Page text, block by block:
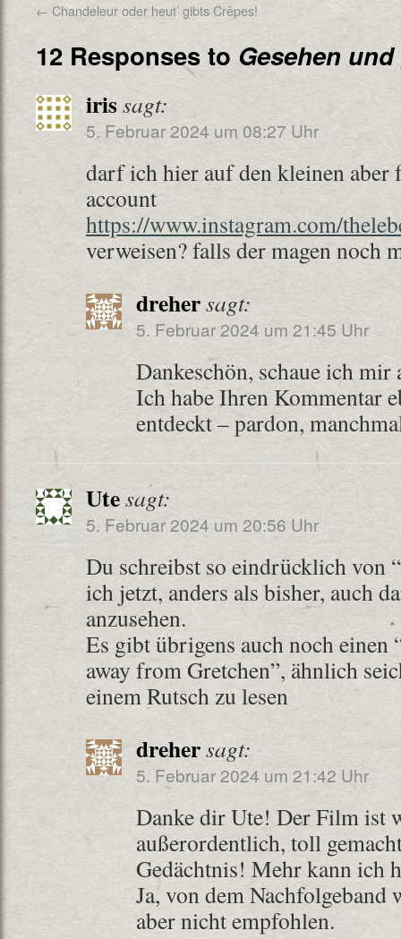
← Chandeleur oder heut’ gibts Crêpes!
12 Responses to Gesehen
irissagt:
5. Februar 2024 um 08:27 Uhr
darf ich hier auf den kleinen aber
account
https://www.instagram.com/
verweisen? falls der magen
drehersagt:
5. Februar 2024 um 21:45 Uhr
Dankeschön, schaue ich mir
Ich habe Ihren Kommentar
entdeckt – pardon,
Utesagt:
5. Februar 2024 um 20:56 Uhr
Du schreibst so eindrücklich von
ich jetzt, anders als bisher, auch
anzusehen.
Es gibt übrigens auch noch einen
away from Gretchen”, ähnlich
einem Rutsch zu lesen
drehersagt:
5. Februar 2024 um 21:42 Uhr
Danke dir Ute! Der Film ist
außerordentlich, toll
Gedächtnis! Mehr kann ich
Ja, von dem
aber nicht empfohlen.